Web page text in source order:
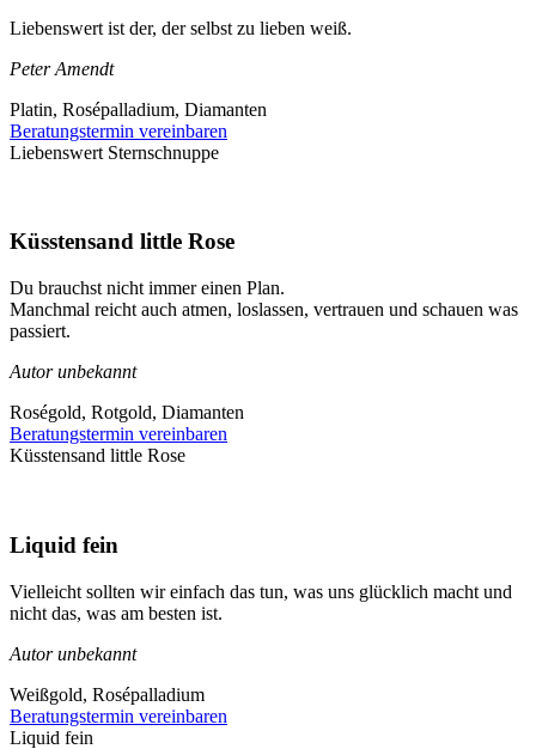
Liebenswert ist der, der selbst zu lieben weiß.
Peter Amendt
Platin, Rosépalladium, Diamanten
Beratungstermin vereinbaren
Liebenswert Sternschnuppe
Küsstensand little Rose
Du brauchst nicht immer einen Plan.
Manchmal reicht auch atmen, loslassen, vertrauen und schauen was
passiert.
Autor unbekannt
Roségold, Rotgold, Diamanten
Beratungstermin vereinbaren
Küsstensand little Rose
Liquid fein
Vielleicht sollten wir einfach das tun, was uns glücklich macht und
nicht das, was am besten ist.
Autor unbekannt
Weißgold, Rosépalladium
Beratungstermin vereinbaren
Liquid fein